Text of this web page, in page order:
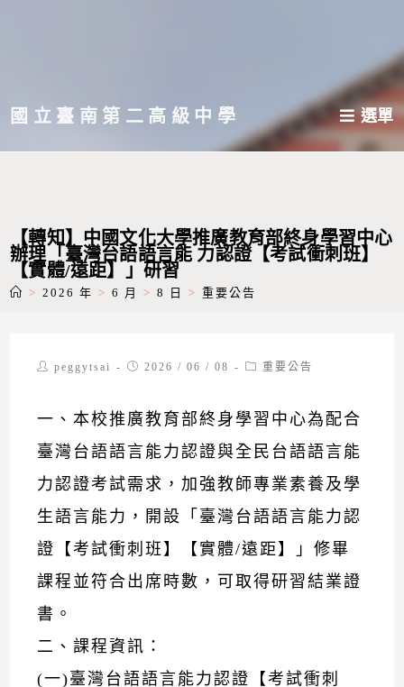
主國立臺南第二高級中學 選單
【轉知】中國文化大學推廣教育部終身學習中心
辦理「臺灣台語語言能 力認證【考試衝刺班】
【實體/遠距】」研習
> 2026 年 > 6 月 > 8 日 > 重要公告
Postpeggytsai
Post2026 / 06 / 08
Post重要公告
一、本校推廣教育部終身學習中心為配合
臺灣台語語言能力認證與全民台語語言能
力認證考試需求，加強教師專業素養及學
生語言能力，開設「臺灣台語語言能力認
證【考試衝刺班】【實體/遠距】」修畢
課程並符合出席時數，可取得研習結業證
書。
二、課程資訊：
(一)臺灣台語語言能力認證【考試衝刺